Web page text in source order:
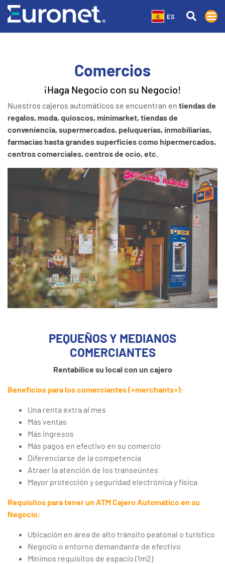
ES
Comercios
¡Haga Negocio con su Negocio!
Nuestros cajeros automáticos se encuentran en tiendas de
regalos, moda, quioscos, minimarket, tiendas de
conveniencia, supermercados, peluquerías, inmobiliarias,
farmacias hasta grandes superficies como hipermercados,
centros comerciales, centros de ocio, etc.
PEQUEÑOS Y MEDIANOS
COMERCIANTES
Rentabilice su local con un cajero
Beneficios para los comerciantes («merchants»):
Una renta extra al mes
Más ventas
Más ingresos
Más pagos en efectivo en su comercio
Diferenciarse de la competencia
Atraer la atención de los transeúntes
Mayor protección y seguridad electrónica y física
Requisitos para tener un ATM Cajero Automático en su
Negocio:
Ubicación en área de alto tránsito peatonal o turístico
Negocio o entorno demandante de efectivo
Mínimos requisitos de espacio (1m2)